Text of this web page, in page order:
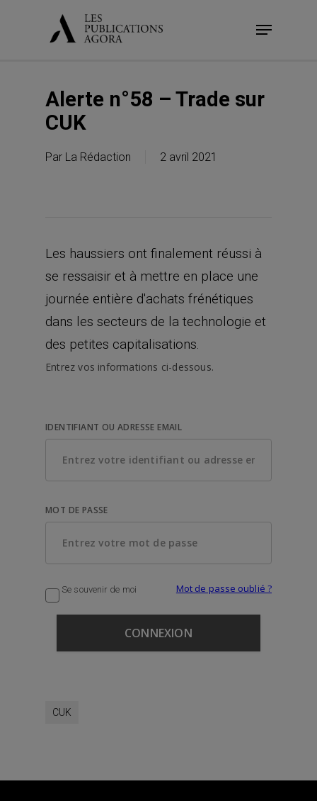
Menu
Alerte n°58 – Trade sur
CUK
Par La Rédaction 2 avril 2021
Les haussiers ont finalement réussi à
se ressaisir et à mettre en place une
journée entière d'achats frénétiques
dans les secteurs de la technologie et
des petites capitalisations.
Entrez vos informations ci-dessous.
IDENTIFIANT OU ADRESSE EMAIL
MOT DE PASSE
Se souvenir de moi Mot de passe oublié ?
CUK